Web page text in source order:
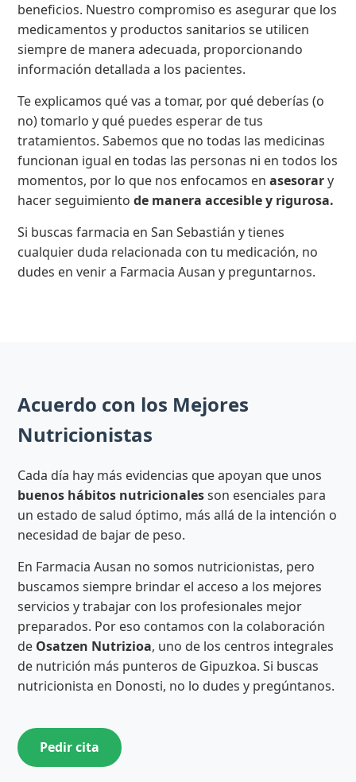
beneficios. Nuestro compromiso es asegurar que los
medicamentos y productos sanitarios se utilicen
siempre de manera adecuada, proporcionando
información detallada a los pacientes.
Te explicamos qué vas a tomar, por qué deberías (o
no) tomarlo y qué puedes esperar de tus
tratamientos. Sabemos que no todas las medicinas
funcionan igual en todas las personas ni en todos los
momentos, por lo que nos enfocamos enasesorary
hacer seguimientode manera accesible y rigurosa.
Si buscas farmacia en San Sebastián y tienes
cualquier duda relacionada con tu medicación, no
dudes en venir a Farmacia Ausan y preguntarnos.
Acuerdo con los Mejores
Nutricionistas
Cada día hay más evidencias que apoyan que unos
buenos hábitos nutricionalesson esenciales para
un estado de salud óptimo, más allá de la intención o
necesidad de bajar de peso.
En Farmacia Ausan no somos nutricionistas, pero
buscamos siempre brindar el acceso a los mejores
servicios y trabajar con los profesionales mejor
preparados. Por eso contamos con la colaboración
de Osatzen Nutrizioa, uno de los centros integrales
de nutrición más punteros de Gipuzkoa. Si buscas
nutricionista en Donosti, no lo dudes y pregúntanos.
Pedir cita